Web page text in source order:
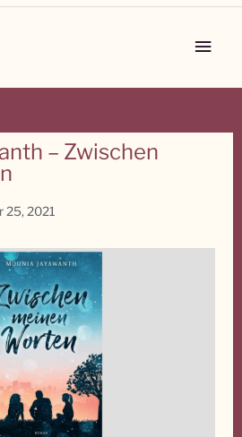
Main
– Zwischen
25, 2021